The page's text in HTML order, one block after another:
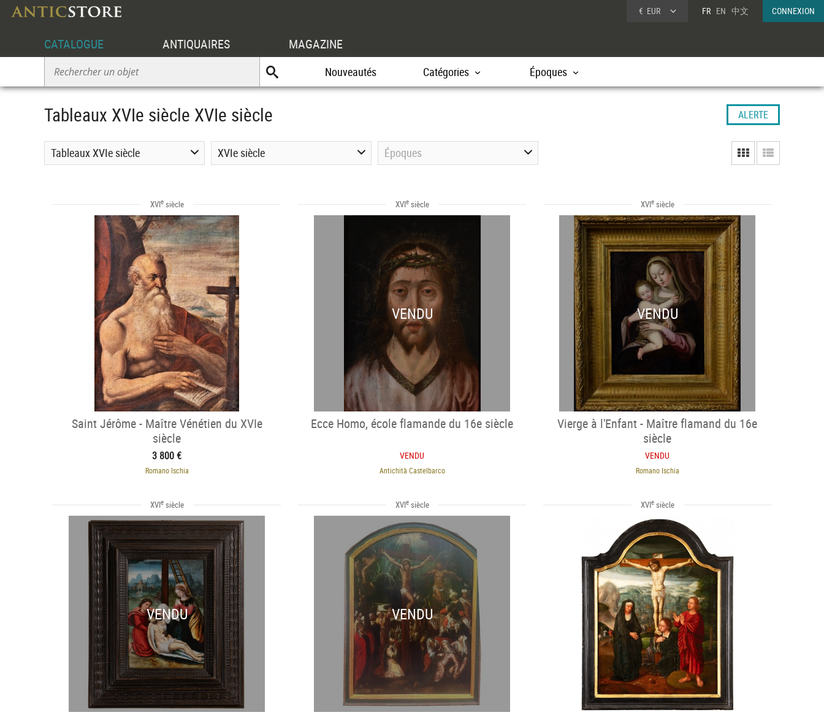
€ EUR FR EN 中文 CONNEXION
CATALOGUE ANTIQUAIRES MAGAZINE
Nouveautés Catégories Époques
Tableaux XVIe siècle XVIe siècle ALERTE
Tableaux XVIe siècle XVIe siècle Époques
XVIesiècle
Saint Jérôme - Maître Vénétien du XVIe
siècle
3 800 €
Romano Ischia
XVIesiècle
VENDU
Ecce Homo, école flamande du 16e siècle
VENDU
Antichità Castelbarco
XVIesiècle
VENDU
Vierge à l'Enfant - Maître flamand du 16e
siècle
VENDU
Romano Ischia
XVIesiècle
VENDU
XVIesiècle
VENDU
XVIesiècle